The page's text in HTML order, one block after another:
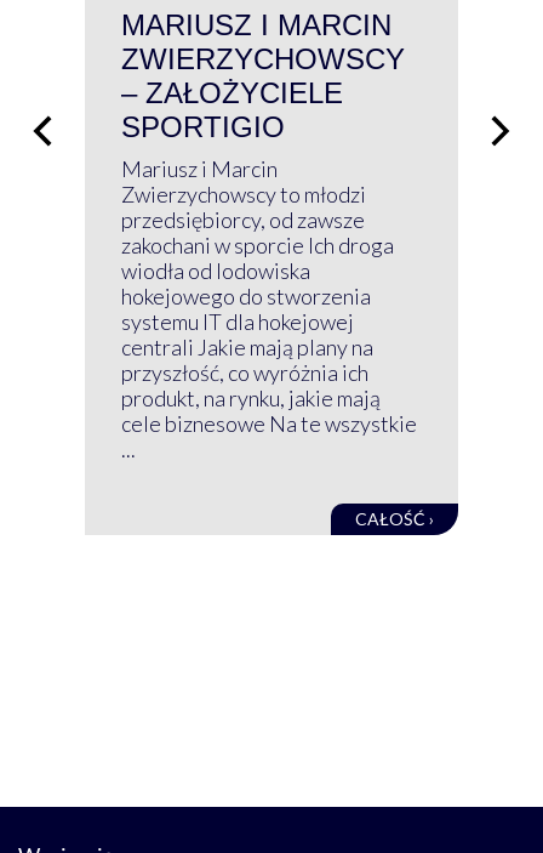
MARIUSZ I MARCIN
ZWIERZYCHOWSCY
– ZAŁOŻYCIELE
SPORTIGIO
Mariusz i Marcin
Zwierzychowscy to młodzi
przedsiębiorcy, od zawsze
zakochani w sporcie Ich droga
wiodła od lodowiska
hokejowego do stworzenia
systemu IT dla hokejowej
centrali Jakie mają plany na
przyszłość, co wyróżnia ich
produkt, na rynku, jakie mają
cele biznesowe Na te wszystkie
...
CAŁOŚĆ ›